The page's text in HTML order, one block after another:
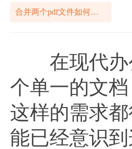
合并两个pdf文件如何解决
在现代办公
个单一的文
这样的需求
能已经意识